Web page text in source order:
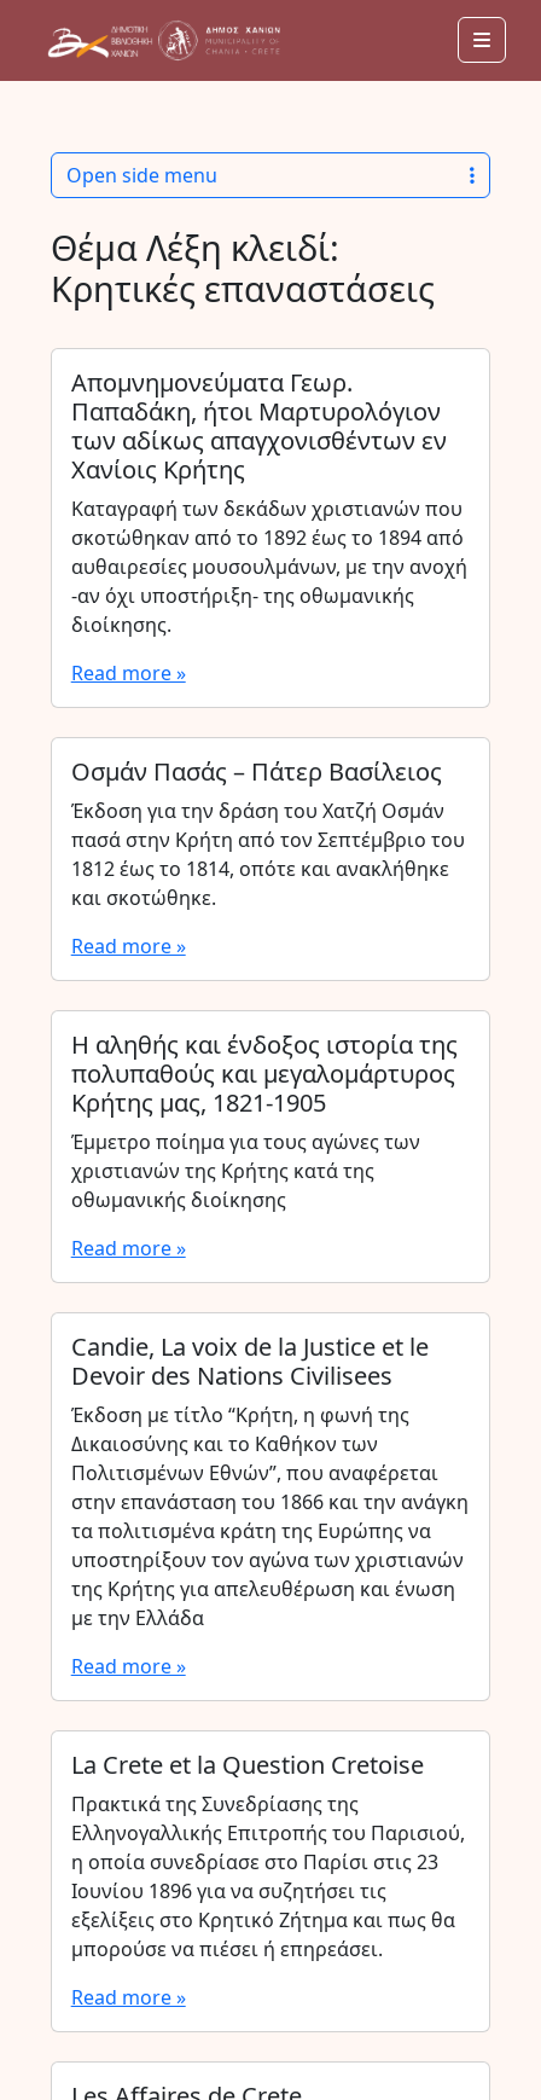
Θέμα Λέξη κλειδί:
Κρητικές επαναστάσεις
Απομνημονεύματα Γεωρ.
Παπαδάκη, ήτοι Μαρτυρολόγιον
των αδίκως απαγχονισθέντων εν
Χανίοις Κρήτης
Καταγραφή των δεκάδων χριστιανών που
σκοτώθηκαν από το 1892 έως το 1894 από
αυθαιρεσίες μουσουλμάνων, με την ανοχή
-αν όχι υποστήριξη- της οθωμανικής
διοίκησης.
Read more »
Οσμάν Πασάς – Πάτερ Βασίλειος
Έκδοση για την δράση του Χατζή Οσμάν
πασά στην Κρήτη από τον Σεπτέμβριο του
1812 έως το 1814, οπότε και ανακλήθηκε
και σκοτώθηκε.
Read more »
Η αληθής και ένδοξος ιστορία της
πολυπαθούς και μεγαλομάρτυρος
Κρήτης μας, 1821-1905
Έμμετρο ποίημα για τους αγώνες των
χριστιανών της Κρήτης κατά της
οθωμανικής διοίκησης
Read more »
Candie, La voix de la Justice et le
Devoir des Nations Civilisees
Έκδοση με τίτλο “Κρήτη, η φωνή της
Δικαιοσύνης και το Καθήκον των
Πολιτισμένων Εθνών”, που αναφέρεται
στην επανάσταση του 1866 και την ανάγκη
τα πολιτισμένα κράτη της Ευρώπης να
υποστηρίξουν τον αγώνα των χριστιανών
της Κρήτης για απελευθέρωση και ένωση
με την Ελλάδα
Read more »
La Crete et la Question Cretoise
Πρακτικά της Συνεδρίασης της
Ελληνογαλλικής Επιτροπής του Παρισιού,
η οποία συνεδρίασε στο Παρίσι στις 23
Ιουνίου 1896 για να συζητήσει τις
εξελίξεις στο Κρητικό Ζήτημα και πως θα
μπορούσε να πιέσει ή επηρεάσει.
Read more »
Open side menu